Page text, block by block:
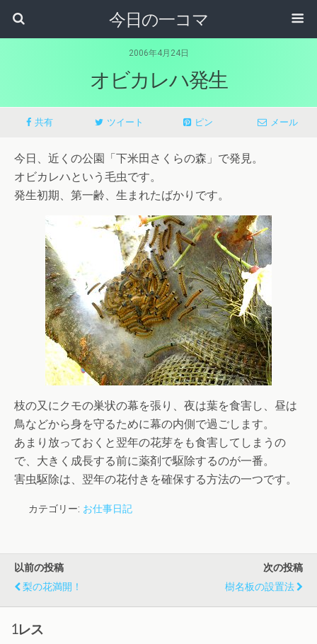
今日の一コマ
2006年4月24日
オビカレハ発生
共有 ツイート ピン メール
今日、近くの公園「下米田さくらの森」で発見。
オビカレハという毛虫です。
発生初期、第一齢、生まれたばかりです。
枝の又にクモの巣状の幕を張り、夜は葉を食害し、昼は
鳥などから身を守るために幕の内側で過ごします。
あまり放っておくと翌年の花芽をも食害してしまうの
で、大きく成長する前に薬剤で駆除するのが一番。
害虫駆除は、翌年の花付きを確保する方法の一つです。
カテゴリー: お仕事日記
以前の投稿
梨の花満開！
次の投稿
樹名板の設置法
1レス